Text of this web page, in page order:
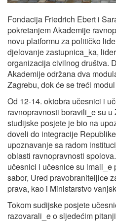
Fondacija Friedrich Ebert i
pokretanjem Akademije
novu platformu za političko
djelovanje zastupnica_ka,
organizacija civilnog društva.
Akademije održana dva
Zagrebu, dok će se treći
Od 12-14. oktobra učesnici i
ravnopravnosti boravili_e su
studijske posjete je bio na
doveli do integracije
upoznavanje sa radom
oblasti ravnopravnosti
učesnici i učesnice su imali_e
sabor, Ured pravobraniteljice
prava, kao i Ministarstvo
Tokom sudijske posjete
razovarali_e o sljedećim